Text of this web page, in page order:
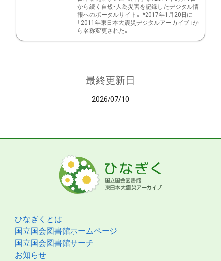
から続く自然・人為災害を記録したデジタル情
報へのポータルサイト。 *2017年1月20日に
「2011年東日本大震災デジタルアーカイブ」か
ら名称変更された。
最終更新日
2026/07/10
ひなぎくとは
国立国会図書館ホームページ
国立国会図書館サーチ
お知らせ